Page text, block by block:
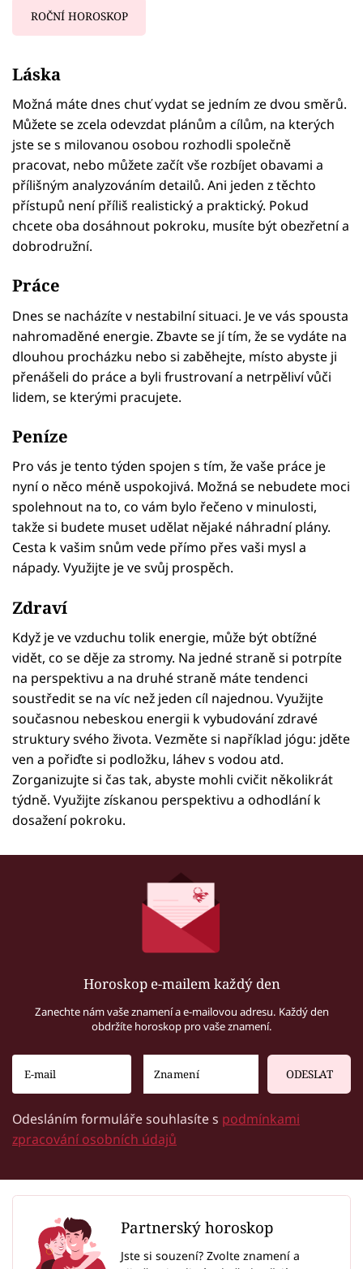
ROČNÍ HOROSKOP
Láska
Možná máte dnes chuť vydat se jedním ze dvou směrů.
Můžete se zcela odevzdat plánům a cílům, na kterých
jste se s milovanou osobou rozhodli společně
pracovat, nebo můžete začít vše rozbíjet obavami a
přílišným analyzováním detailů. Ani jeden z těchto
přístupů není příliš realistický a praktický. Pokud
chcete oba dosáhnout pokroku, musíte být obezřetní a
dobrodružní.
Práce
Dnes se nacházíte v nestabilní situaci. Je ve vás spousta
nahromaděné energie. Zbavte se jí tím, že se vydáte na
dlouhou procházku nebo si zaběhejte, místo abyste ji
přenášeli do práce a byli frustrovaní a netrpěliví vůči
lidem, se kterými pracujete.
Peníze
Pro vás je tento týden spojen s tím, že vaše práce je
nyní o něco méně uspokojivá. Možná se nebudete moci
spolehnout na to, co vám bylo řečeno v minulosti,
takže si budete muset udělat nějaké náhradní plány.
Cesta k vašim snům vede přímo přes vaši mysl a
nápady. Využijte je ve svůj prospěch.
Zdraví
Když je ve vzduchu tolik energie, může být obtížné
vidět, co se děje za stromy. Na jedné straně si potrpíte
na perspektivu a na druhé straně máte tendenci
soustředit se na víc než jeden cíl najednou. Využijte
současnou nebeskou energii k vybudování zdravé
struktury svého života. Vezměte si například jógu: jděte
ven a pořiďte si podložku, láhev s vodou atd.
Zorganizujte si čas tak, abyste mohli cvičit několikrát
týdně. Využijte získanou perspektivu a odhodlání k
dosažení pokroku.
Horoskop e-mailem každý den
Zanechte nám vaše znamení a e-mailovou adresu. Každý den
obdržíte horoskop pro vaše znamení.
ODESLAT
Odesláním formuláře souhlasíte s podmínkami
zpracování osobních údajů
Partnerský horoskop
Jste si souzení? Zvolte znamení a